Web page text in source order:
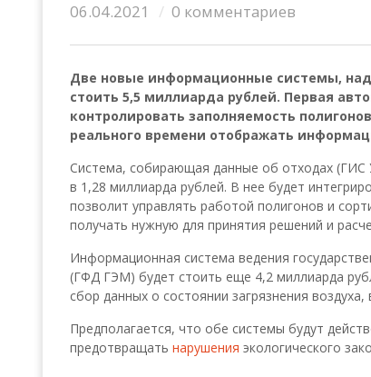
06.04.2021 0 комментариев
Две новые информационные системы,
стоить 5,5 миллиарда рублей. Первая
контролировать заполняемость
реального времени отображать
Система, собирающая данные об отходах
в 1,28 миллиарда рублей. В нее будет
позволит управлять работой полигонов и
получать нужную для принятия решений и
Информационная система ведения
(ГФД ГЭМ) будет стоить еще 4,2 миллиарда
сбор данных о состоянии загрязнения
Предполагается, что обе системы будут
предотвращать нарушения экологического